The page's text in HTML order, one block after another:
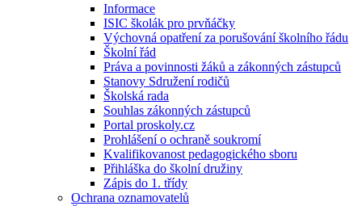
Informace
ISIC školák pro prvňáčky
Výchovná opatření za porušování školního řádu
Školní řád
Práva a povinnosti žáků a zákonných zástupců
Stanovy Sdružení rodičů
Školská rada
Souhlas zákonných zástupců
Portal proskoly.cz
Prohlášení o ochraně soukromí
Kvalifikovanost pedagogického sboru
Přihláška do školní družiny
Zápis do 1. třídy
Ochrana oznamovatelů